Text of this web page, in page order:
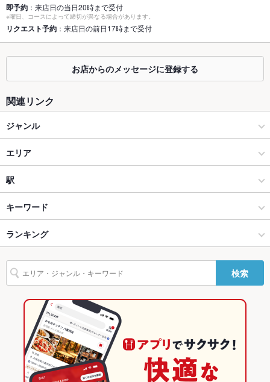
座敷 なし
掘りごたつ なし
カウンター あり
ソファー なし
テラス席
貸切
設備
Wi-Fi
ー
駐車場
その他設備 －
その他
飲み放題 あり
食べ放題 なし
焼酎充実、日本酒充実
お子様連れ お子様連れ歓迎
即予約 ：来店日の当日20時まで受付
※曜日、コースによって締切が異なる場合があります。
リクエスト予約 ：来店日の前日17時まで受付
お店からのメッセージに登録する
関連リンク
ジャンル
焼肉・ホルモン
肉料理全般
東京・大手町・日本橋・人形町 × 焼肉・ホルモン
東京・大手町・日本橋・人形町 × 肉料理全般
小伝馬町駅 × 焼肉・ホルモン
小伝馬町駅 × 肉料理全般
東京・大手町・日本橋・人形町 × 居酒屋
エリア
小伝馬町
小伝馬町 × 焼肉・ホルモン
小伝馬町 × 肉料理全般
小伝馬町 × 居酒屋
小伝馬町 × 創作
東京 × 焼肉・ホルモン
東京 × 肉料理全般
駅
岩本町駅
小伝馬町駅
馬喰横山駅
キーワード
とんかつ
ランキング
東京のグルメランキング
東京の焼肉・ホルモンランキング
東京の肉料理全般ランキング
東京・大手町・日本橋・人形町のグルメランキング
東京・大手町・日本橋・人形町の焼肉・ホルモンランキング
検索